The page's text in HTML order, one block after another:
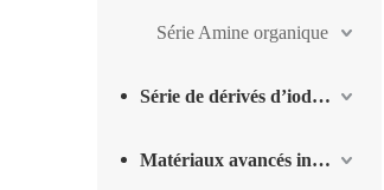
Série Amine organique
Série de dérivés d’iode et produits complémentaires
Matériaux avancés intermédiaires